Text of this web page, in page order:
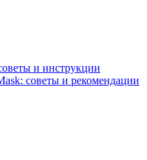
и инструкции
советы и рекомендации